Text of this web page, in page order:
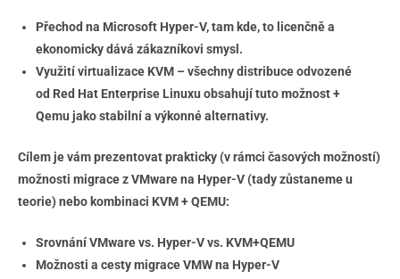
Přechod na Microsoft Hyper-V, tam kde, to licenčně a
ekonomicky dává zákazníkovi smysl.
Využití virtualizace KVM – všechny distribuce odvozené
od Red Hat Enterprise Linuxu obsahují tuto možnost +
Qemu jako stabilní a výkonné alternativy.
Cílem je vám prezentovat prakticky (v rámci časových možností)
možnosti migrace z VMware na Hyper-V (tady zůstaneme u
teorie) nebo kombinaci KVM + QEMU:
Srovnání VMware vs. Hyper-V vs. KVM+QEMU
Možnosti a cesty migrace VMW na Hyper-V